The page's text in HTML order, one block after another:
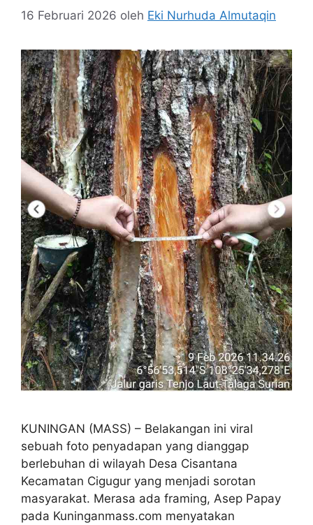
16 Februari 2026 oleh Eki Nurhuda Almutaqin
KUNINGAN (MASS) – Belakangan ini viral
sebuah foto penyadapan yang dianggap
berlebuhan di wilayah Desa Cisantana
Kecamatan Cigugur yang menjadi sorotan
masyarakat. Merasa ada framing, Asep Papay
pada Kuninganmass.com menyatakan